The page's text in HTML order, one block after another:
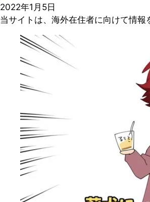
2022年1月5日
当サイトは、海外在住者に向けて情報